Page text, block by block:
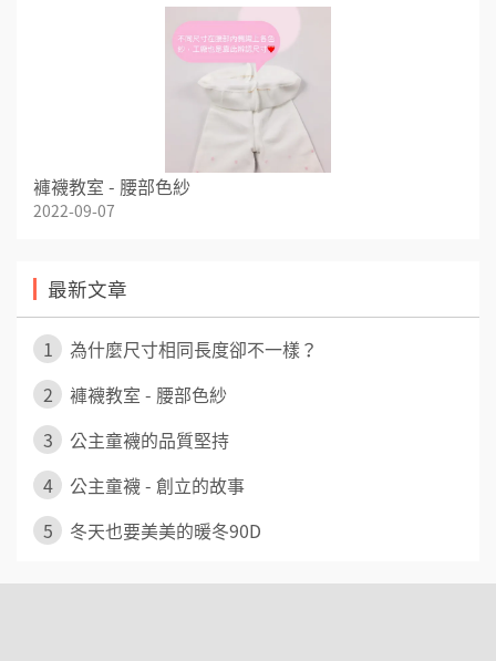
褲襪教室 - 腰部色紗
2022-09-07
最新文章
1
為什麼尺寸相同長度卻不一樣？
2
褲襪教室 - 腰部色紗
3
公主童襪的品質堅持
4
公主童襪 - 創立的故事
5
冬天也要美美的暖冬90D